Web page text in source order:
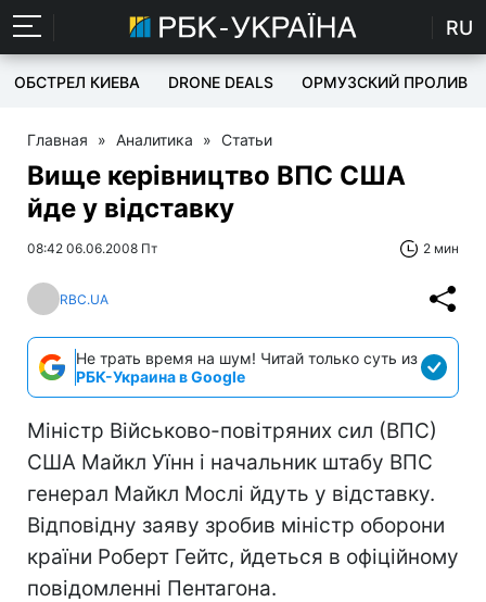
RU
ОБСТРЕЛ КИЕВА DRONE DEALS ОРМУЗСКИЙ ПРОЛИВ
Главная » Аналитика » Статьи
Вище керівництво ВПС США
йде у відставку
08:42 06.06.2008 Пт 2 мин
RBC.UA
Не трать время на шум! Читай только суть из
РБК-Украина в Google
Міністр Військово-повітряних сил (ВПС)
США Майкл Уїнн і начальник штабу ВПС
генерал Майкл Мослі йдуть у відставку.
Відповідну заяву зробив міністр оборони
країни Роберт Гейтс, йдеться в офіційному
повідомленні Пентагона.